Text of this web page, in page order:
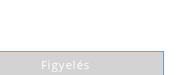
Figyelés